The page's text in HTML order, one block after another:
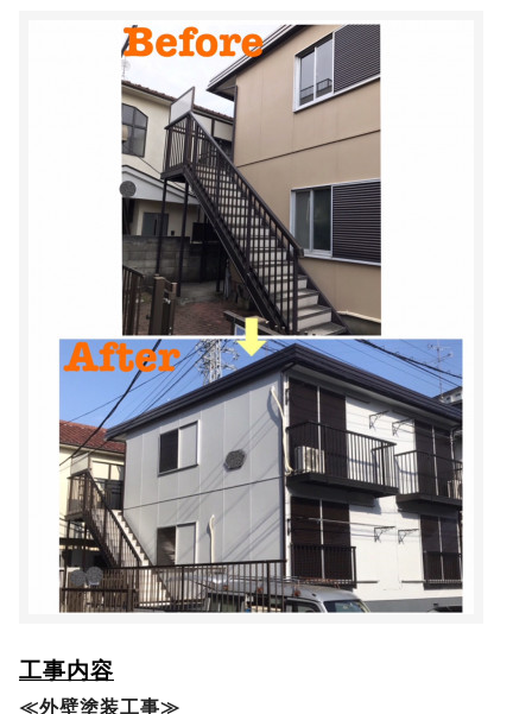
工事内容
≪外壁塗装工事≫